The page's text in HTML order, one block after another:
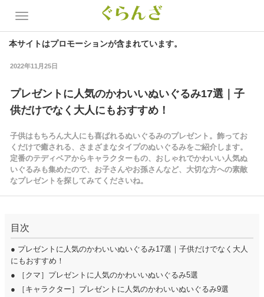
本サイトはプロモーションが含まれています。
2022年11月25日
プレゼントに人気のかわいいぬいぐるみ17選｜子
供だけでなく大人にもおすすめ！
子供はもちろん大人にも喜ばれるぬいぐるみのプレゼント。飾ってお
くだけで癒される、さまざまなタイプのぬいぐるみをご紹介します。
定番のテディベアからキャラクターもの、おしゃれでかわいい人気ぬ
いぐるみも集めたので、お子さんやお孫さんなど、大切な方への素敵
なプレゼントを探してみてくださいね。
目次
● プレゼントに人気のかわいいぬいぐるみ17選｜子供だけでなく大人
にもおすすめ！
● ［クマ］プレゼントに人気のかわいいぬいぐるみ5選
● ［キャラクター］プレゼントに人気のかわいいぬいぐるみ9選